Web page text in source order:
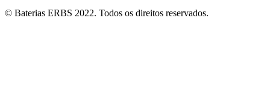
© Baterias ERBS 2022. Todos os direitos reservados.